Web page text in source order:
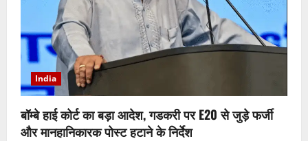
India
बॉम्बे हाई कोर्ट का बड़ा आदेश, गडकरी पर E20 से जुड़े फर्जी
और मानहानिकारक पोस्ट हटाने के निर्देश